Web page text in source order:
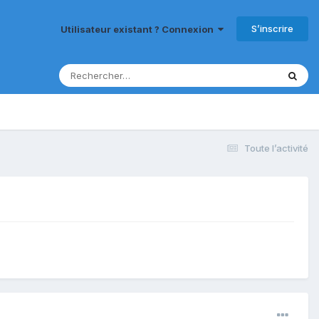
Utilisateur existant ? Connexion S’inscrire
Toute l’activité